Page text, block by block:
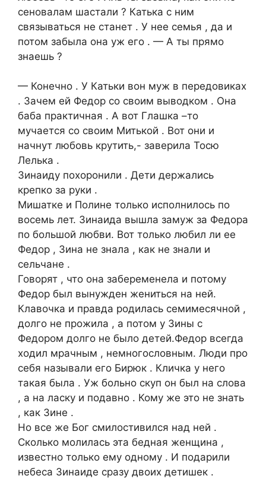
сеновалам шастали ? Катька с ним
связываться не станет . У нее семья , да и
потом забыла она уж его . — А ты прямо
знаешь ?
— Конечно . У Катьки вон муж в передовиках
. Зачем ей Федор со своим выводком . Она
баба практичная . А вот Глашка –то
мучается со своим Митькой . Вот они и
начнут любовь крутить,- заверила Тосю
Лелька .
Зинаиду похоронили . Дети держались
крепко за руки .
Мишатке и Полине только исполнилось по
восемь лет. Зинаида вышла замуж за Федора
по большой любви. Вот только любил ли ее
Федор , Зина не знала , как не знали и
сельчане .
Говорят , что она забеременела и потому
Федор был вынужден жениться на ней.
Клавочка и правда родилась семимесячной ,
долго не прожила , а потом у Зины с
Федором долго не было детей.Федор всегда
ходил мрачным , немногословным. Люди про
себя называли его Бирюк . Кличка у него
такая была . Уж больно скуп он был на слова
, а на ласку и подавно . Кому же это не знать
, как Зине .
Но все же Бог смилостивился над ней .
Сколько молилась эта бедная женщина ,
известно только ему одному . И подарили
небеса Зинаиде сразу двоих детишек .